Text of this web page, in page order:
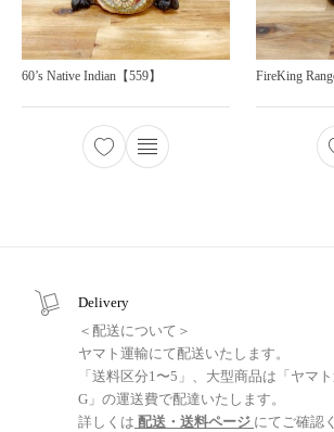
60’s Native Indian【559】 FireKing
Delivery
＜配送について＞
ヤマト運輸にて配送いたします。
「送料区分1〜5」、大型商品は「ヤマ
G」の運送費で配達いたします。
詳しくは 配送・送料ページ にてご確認